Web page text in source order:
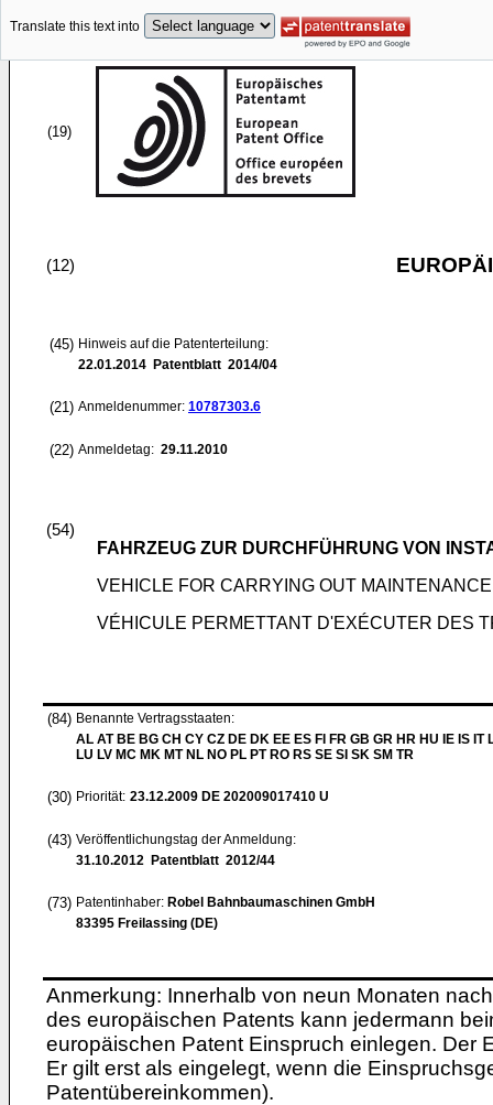
Translate this text into
(19)
(12)
(45) Hinweis auf die Patenterteilung:
22.01.2014 Patentblatt 2014/04
(21) Anmeldenummer: 10787303.6
(22) Anmeldetag: 29.11.2010
(54)
FAHRZEUG ZUR DURCHFÜHRUNG VON
VEHICLE FOR CARRYING OUT
VÉHICULE PERMETTANT D'EXÉCUTER DES
(84) Benannte Vertragsstaaten:
AL AT BE BG CH CY CZ DE DK EE ES FI FR GB GR HR HU IE IS IT
LU LV MC MK MT NL NO PL PT RO RS SE SI SK SM TR
(30) Priorität: 23.12.2009 DE 202009017410 U
(43) Veröffentlichungstag der Anmeldung:
31.10.2012 Patentblatt 2012/44
(73) Patentinhaber: Robel Bahnbaumaschinen GmbH
83395 Freilassing (DE)
Anmerkung: Innerhalb von neun Monaten
des europäischen Patents kann jedermann
europäischen Patent Einspruch einlegen. Der
Er gilt erst als eingelegt, wenn die
Patentübereinkommen).